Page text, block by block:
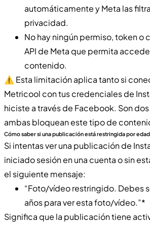
automáticamente y Meta las
privacidad.
No hay ningún permiso, token o
API de Meta que permita
contenido.
⚠️ Esta limitación aplica tanto si
Metricool con tus credenciales de
hiciste a través de Facebook. Son
ambas bloquean este tipo de
Cómo saber si una publicación está restringida por edad
Si intentas ver una publicación de
iniciado sesión en una cuenta o sin
el siguiente mensaje:
“Foto/vídeo restringido. Debes
años para ver esta foto/vídeo.”*
Significa que la publicación tiene